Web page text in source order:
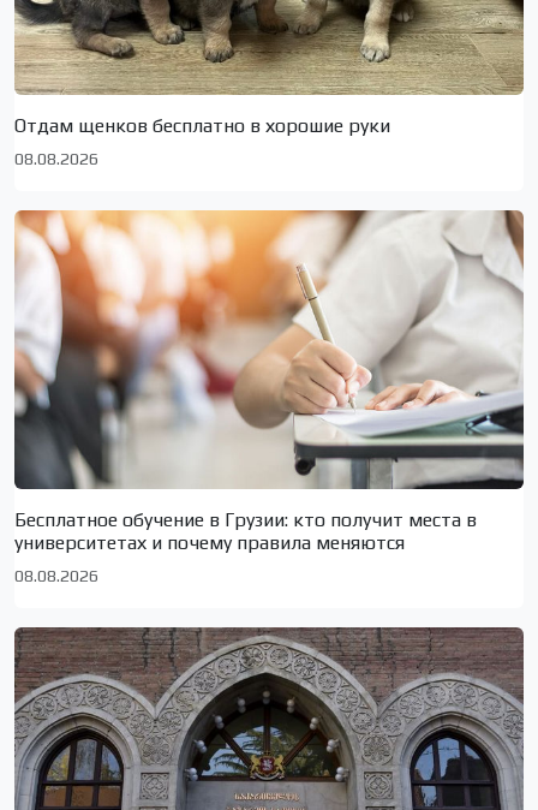
Отдам щенков бесплатно в хорошие руки
08.08.2026
Бесплатное обучение в Грузии: кто получит места в
университетах и почему правила меняются
08.08.2026